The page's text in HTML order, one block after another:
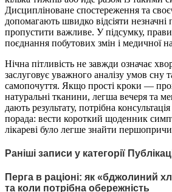
Дисципліноване спостереження та
допомагають швидко відсіяти
пропустити важливе. У підсумку,
поєднання побутових змін і медичної
Нічна пітливість не завжди означає
заслуговує уважного аналізу умов сну
самопочуття. Якщо прості кроки —
натуральні тканини, легша вечеря та
дають результату, потрібна
порада: вести короткий щоденник
лікареві було легше знайти
Раніші записи у категорії
Перга в раціоні: як «бджолиний
та коли потрібна обережність